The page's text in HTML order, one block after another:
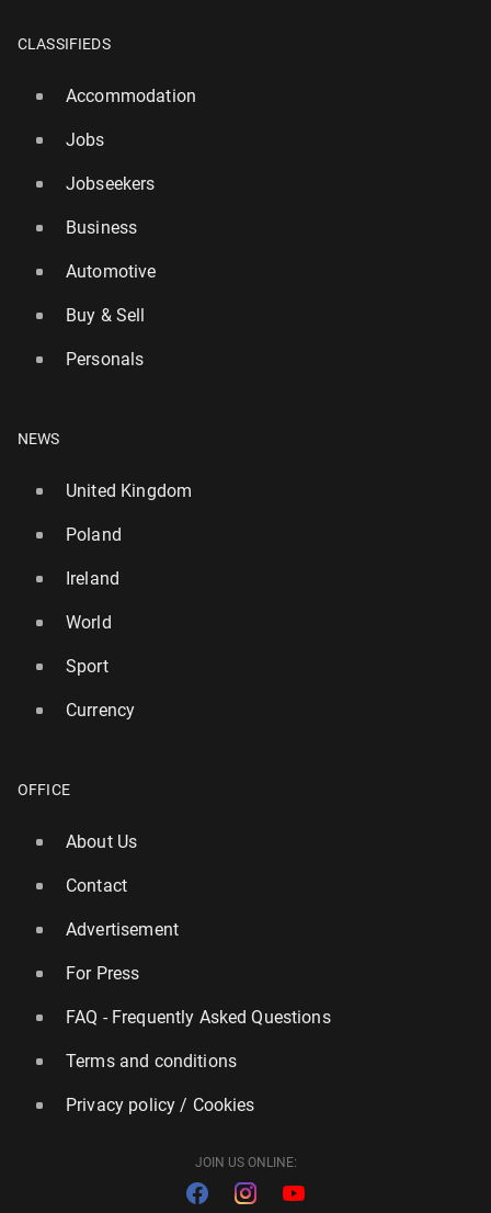
CLASSIFIEDS
Accommodation
Jobs
Jobseekers
Business
Automotive
Buy & Sell
Personals
NEWS
United Kingdom
Poland
Ireland
World
Sport
Currency
OFFICE
About Us
Contact
Advertisement
For Press
FAQ - Frequently Asked Questions
Terms and conditions
Privacy policy / Cookies
JOIN US ONLINE: